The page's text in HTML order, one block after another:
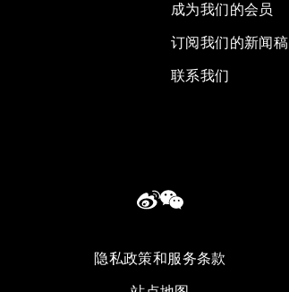
成为我们的会员
订阅我们的新闻稿
联系我们
隐私政策和服务条款